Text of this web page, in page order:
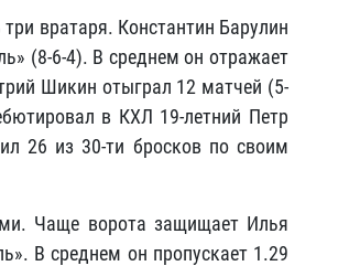
вратаря. Константин Барулин
(8-6-4). В среднем он отражает
Шикин отыграл 12 матчей (5-
в КХЛ 19-летний Петр
26 из 30-ти бросков по своим
Чаще ворота защищает Илья
В среднем он пропускает 1.29